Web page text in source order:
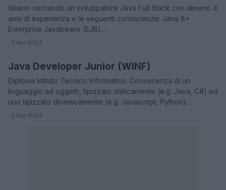
Stiamo cercando un sviluppatore Java Full Stack con almeno 4
anni di esperienza e le seguenti conoscenze: Java 8+
Enterprise Javabeans (EJB)…
· 2 Apr 2024
OFFERTE DI LAVORO
Java Developer Junior (WINF)
Diploma Istituto Tecnico Informatico; Conoscenza di un
linguaggio ad oggetti, tipizzato staticamente (e.g. Java, C#) ed
uno tipizzato dinamicamente (e.g. Javascript, Python)…
· 2 Apr 2024